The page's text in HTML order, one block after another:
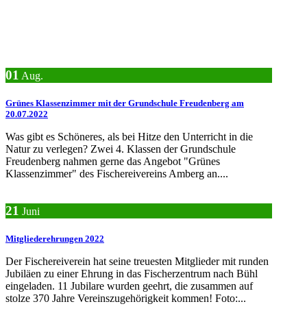
01 Aug.
Grünes Klassenzimmer mit der Grundschule Freudenberg am
20.07.2022
Was gibt es Schöneres, als bei Hitze den Unterricht in die
Natur zu verlegen? Zwei 4. Klassen der Grundschule
Freudenberg nahmen gerne das Angebot "Grünes
Klassenzimmer" des Fischereivereins Amberg an....
21 Juni
Mitgliederehrungen 2022
Der Fischereiverein hat seine treuesten Mitglieder mit runden
Jubiläen zu einer Ehrung in das Fischerzentrum nach Bühl
eingeladen. 11 Jubilare wurden geehrt, die zusammen auf
stolze 370 Jahre Vereinszugehörigkeit kommen! Foto:...